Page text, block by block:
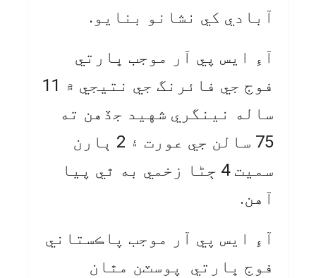
آبادي کي نشانو بنايو.
آءِ ايس پي آر موجب ڀارتي
فوج جي فائرنگ جي نتيجي ۾ 11
ساله نينگري شهيد جڏهن ته
75 سالن جي عورت ۽ 2 ٻارن
سميت 4 ڄڻا زخمي به ٿي پيا
آهن.
آءِ ايس پي آر موجب پاڪستاني
فوج ڀارتي پوسٽن مٿان